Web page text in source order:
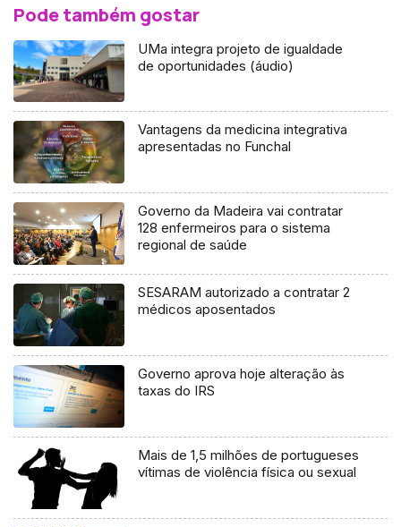
Pode também gostar
UMa integra projeto de igualdade
de oportunidades (áudio)
Vantagens da medicina integrativa
apresentadas no Funchal
Governo da Madeira vai contratar
128 enfermeiros para o sistema
regional de saúde
SESARAM autorizado a contratar 2
médicos aposentados
Governo aprova hoje alteração às
taxas do IRS
Mais de 1,5 milhões de portugueses
vítimas de violência física ou sexual